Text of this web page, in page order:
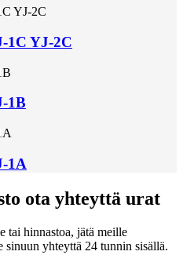
1C YJ-2C
1B
1A
ota yhteyttä urat
tai hinnastoa, jätä meille
sinuun yhteyttä 24 tunnin sisällä.